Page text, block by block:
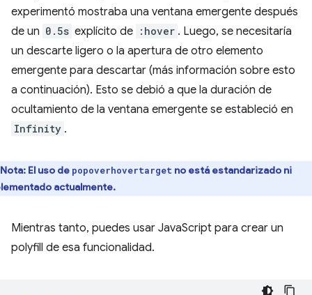
experimentó mostraba una ventana emergente después
de un 0.5s explícito de :hover . Luego, se necesitaría
un descarte ligero o la apertura de otro elemento
emergente para descartar (más información sobre esto
a continuación). Esto se debió a que la duración de
ocultamiento de la ventana emergente se estableció en
Infinity .
Nota: El uso de popoverhovertarget no está estandarizado ni
actualmente.
Mientras tanto, puedes usar JavaScript para crear un
polyfill de esa funcionalidad.